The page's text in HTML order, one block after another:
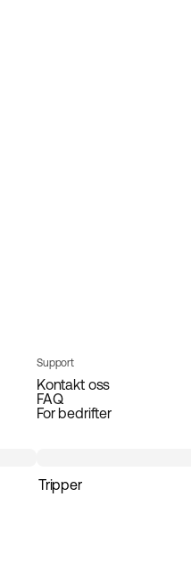
Support
Kontakt oss
FAQ
For bedrifter
Tripper